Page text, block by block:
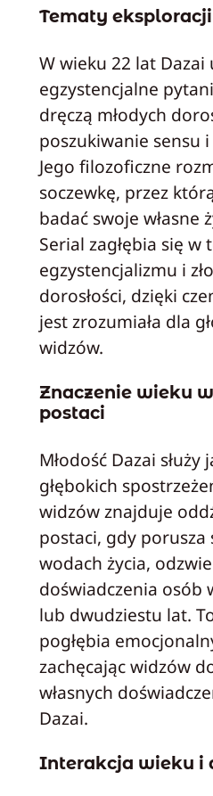
Tematy
W wieku 22 lat Dazai
egzystencjalne
dręczą młodych
poszukiwanie sensu
Jego filozoficzne
soczewkę, przez
badać swoje własne
Serial zagłębia się w
egzystencjalizmu i
dorosłości, dzięki
jest zrozumiała dla
widzów.
Znaczenie wieku
postaci
Młodość Dazai służy
głębokich
widzów znajduje
postaci, gdy
wodach życia,
doświadczenia osób
lub dwudziestu lat.
pogłębia
zachęcając widzów
własnych
Dazai.
Interakcja wieku i